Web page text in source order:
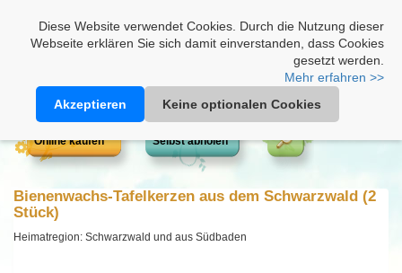
Diese Website verwendet Cookies. Durch die Nutzung dieser
Webseite erklären Sie sich damit einverstanden, dass Cookies
gesetzt werden.
Mehr erfahren >>
Akzeptieren
Keine optionalen Cookies
Online kaufen Selbst abholen
Bienenwachs-Tafelkerzen aus dem Schwarzwald (2
Stück)
Heimatregion: Schwarzwald und aus Südbaden